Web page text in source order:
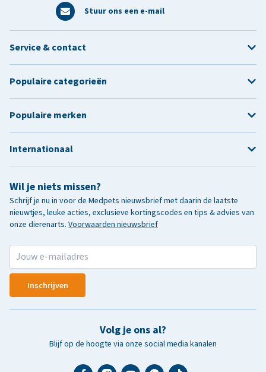
Stuur ons een e-mail
Wil je niets missen?
Schrijf je nu in voor de Medpets nieuwsbrief met daarin de laatste
nieuwtjes, leuke acties, exclusieve kortingscodes en tips & advies van
onze dierenarts. Voorwaarden nieuwsbrief
Inschrijven
Volg je ons al?
Blijf op de hoogte via onze social media kanalen
Service & contact
Populaire categorieën
Populaire merken
Internationaal